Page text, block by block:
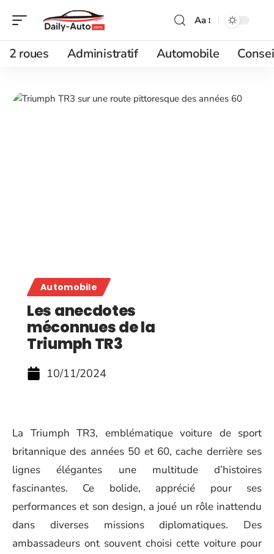
Aa
2 roues Administratif Automobile
Automobile
Les anecdotes
méconnues de la
Triumph TR3
10/11/2024
La Triumph TR3, emblématique voiture de sport
britannique des années 50 et 60, cache derrière ses
lignes élégantes une multitude d’histoires
fascinantes. Ce bolide, apprécié pour ses
performances et son design, a joué un rôle inattendu
dans diverses missions diplomatiques. Des
ambassadeurs ont souvent choisi cette voiture pour